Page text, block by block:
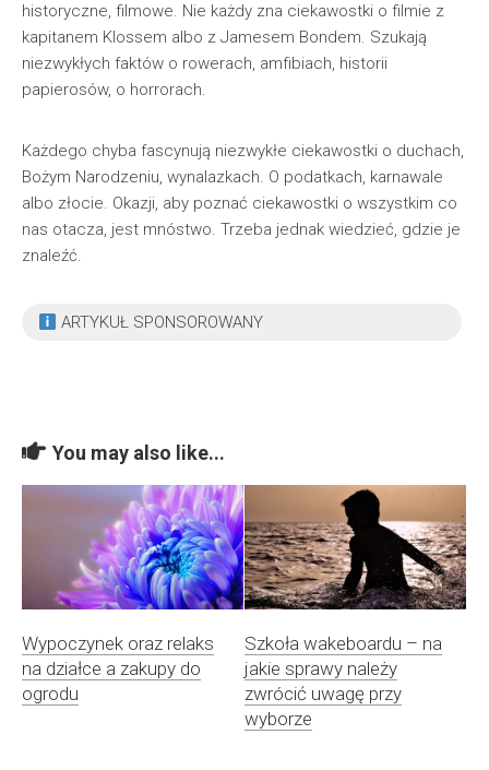
historyczne, filmowe. Nie każdy zna ciekawostki o filmie z
kapitanem Klossem albo z Jamesem Bondem. Szukają
niezwykłych faktów o rowerach, amfibiach, historii
papierosów, o horrorach.
Każdego chyba fascynują niezwykłe ciekawostki o duchach,
Bożym Narodzeniu, wynalazkach. O podatkach, karnawale
albo złocie. Okazji, aby poznać ciekawostki o wszystkim co
nas otacza, jest mnóstwo. Trzeba jednak wiedzieć, gdzie je
znaleźć.
ARTYKUŁ SPONSOROWANY
You may also like...
Wypoczynek oraz relaks
na działce a zakupy do
ogrodu
Szkoła wakeboardu – na
jakie sprawy należy
zwrócić uwagę przy
wyborze